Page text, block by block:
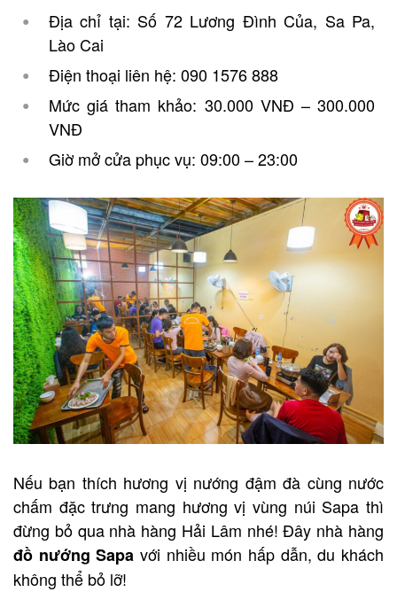
Địa chỉ tại: Số 72 Lương Đình Của, Sa Pa,
Lào Cai
Điện thoại liên hệ: 090 1576 888
Mức giá tham khảo: 30.000 VNĐ – 300.000
VNĐ
Giờ mở cửa phục vụ: 09:00 – 23:00
Nếu bạn thích hương vị nướng đậm đà cùng nước
chấm đặc trưng mang hương vị vùng núi Sapa thì
đừng bỏ qua nhà hàng Hải Lâm nhé! Đây nhà hàng
đồ nướng Sapa với nhiều món hấp dẫn, du khách
không thể bỏ lỡ!